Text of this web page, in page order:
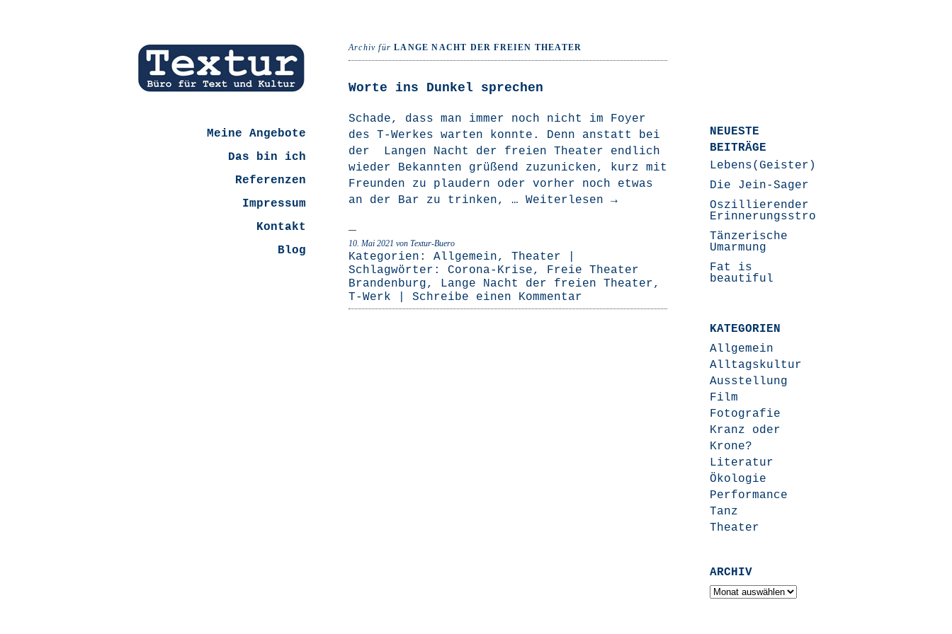
Meine Angebote
Das bin ich
Referenzen
Impressum
Kontakt
Blog
Archiv fürLANGE NACHT DER FREIEN THEATER
Worte ins Dunkel sprechen
Scha­de, dass man immer noch nicht im Foy­er
des T‑Werkes war­ten konn­te. Denn anstatt bei
der Lan­gen Nacht der frei­en Thea­ter end­lich
wie­der Bekann­ten grü­ßend zuzu­ni­cken, kurz mit
Freun­den zu plau­dern oder vor­her noch etwas
an der Bar zu trin­ken, … Wei­ter­le­sen →
10. Mai 2021 von Textur-Buero
Kategorien: Allgemein, Theater
Schlagwörter: Corona-Krise, Freie Theater
Brandenburg, Lange Nacht der freien Theater,
T-Werk
Schreibe einen Kommentar
NEUESTE
BEITRÄGE
Lebens(Geister)Geschichten
Die Jein-Sager
Oszillierender
Erinnerungsstrom
Tänzerische
Umarmung
Fat is
beautiful
KATEGORIEN
Allgemein
Alltagskultur
Ausstellung
Film
Fotografie
Kranz oder
Krone?
Literatur
Ökologie
Performance
Tanz
Theater
ARCHIV
Archiv